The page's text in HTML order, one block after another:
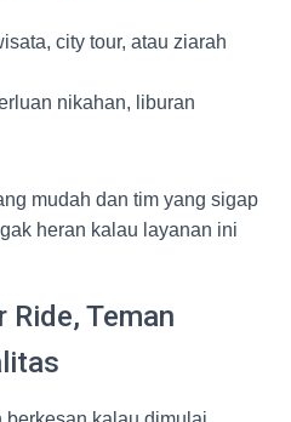
city tour, atau ziarah
nikahan, liburan
mudah dan tim yang sigap
heran kalau layanan ini
Ride, Teman